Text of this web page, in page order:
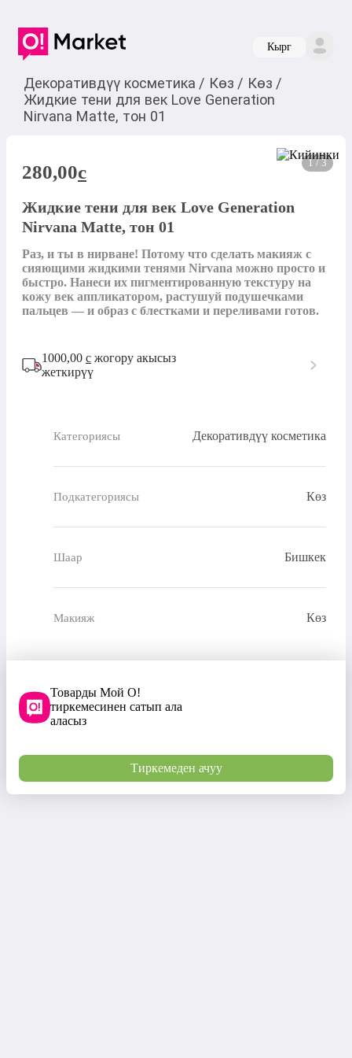
Кырг
Декоративдүү косметика / Көз / Көз /
Жидкие тени для век Love Generation
Nirvana Matte, тон 01
1 / 3
280,00c
Жидкие тени для век Love Generation
Nirvana Matte, тон 01
Раз, и ты в нирване! Потому что сделать макияж с
сияющими жидкими тенями Nirvana можно просто и
быстро. Нанеси их пигментированную текстуру на
кожу век аппликатором, растушуй подушечками
пальцев — и образ с блестками и переливами готов.
1000,00 с жогору акысыз
жеткирүү
Категориясы Декоративдүү косметика
Подкатегориясы Көз
Шаар Бишкек
Макияж Көз
Товарды Мой О!
тиркемесинен сатып ала
аласыз
Тиркемеден ачуу